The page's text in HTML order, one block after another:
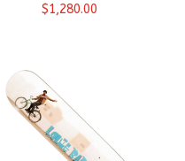
$1,280.00